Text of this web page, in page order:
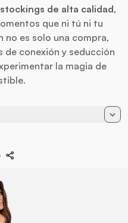
de alta calidad,
que ni tú ni tu
no es solo una compra,
de conexión y seducción
la magia de
Poliamida - 10%
M/L